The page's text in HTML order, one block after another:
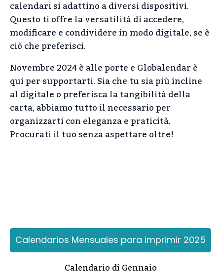
calendari si adattino a diversi dispositivi.
Questo ti offre la versatilità di accedere,
modificare e condividere in modo digitale, se è
ciò che preferisci.
Novembre 2024 è alle porte e Globalendar è
qui per supportarti. Sia che tu sia più incline
al digitale o preferisca la tangibilità della
carta, abbiamo tutto il necessario per
organizzarti con eleganza e praticità.
Procurati il tuo senza aspettare oltre!
Calendarios Mensuales para imprimir 2025
Calendario di Gennaio